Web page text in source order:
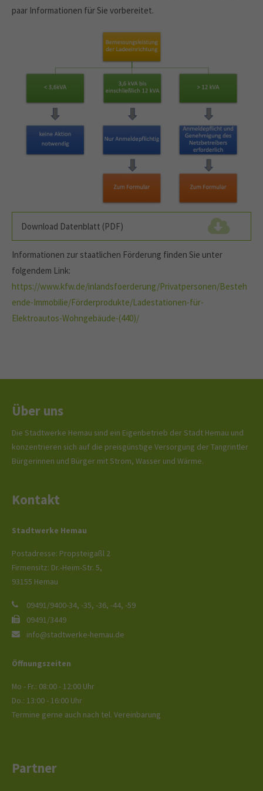
paar Informationen für Sie vorbereitet.
Download Datenblatt (PDF)
Informationen zur staatlichen Förderung finden Sie unter
folgendem Link:
https://www.kfw.de/inlandsfoerderung/Privatpersonen/Besteh
ende-Immobilie/Förderprodukte/Ladestationen-für-
Elektroautos-Wohngebäude-(440)/
Über uns
Die Stadtwerke Hemau sind ein Eigenbetrieb der Stadt Hemau und
konzentrieren sich auf die preisgünstige Versorgung der Tangrintler
Bürgerinnen und Bürger mit Strom, Wasser und Wärme.
Kontakt
Stadtwerke Hemau
Postadresse: Propsteigaßl 2
Firmensitz: Dr.-Heim-Str. 5,
93155 Hemau
09491/9400-34, -35, -36, -44, -59
09491/3449
info@stadtwerke-hemau.de
Öffnungszeiten
Mo - Fr.: 08:00 - 12:00 Uhr
Do.: 13:00 - 16:00 Uhr
Termine gerne auch nach tel. Vereinbarung
Partner